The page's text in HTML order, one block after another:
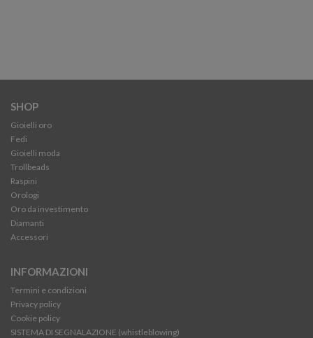
SHOP
Gioielli oro
Fedi
Gioielli moda
Trollbeads
Raspini
Orologi
Oro da investimento
Diamanti
Accessori
INFORMAZIONI
Termini e condizioni
Privacy policy
Cookie policy
SISTEMA DI SEGNALAZIONE (whistleblowing)